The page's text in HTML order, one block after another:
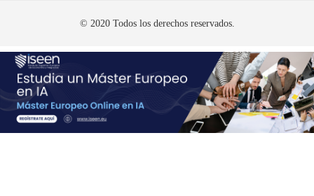
© 2020 Todos los derechos reservados.